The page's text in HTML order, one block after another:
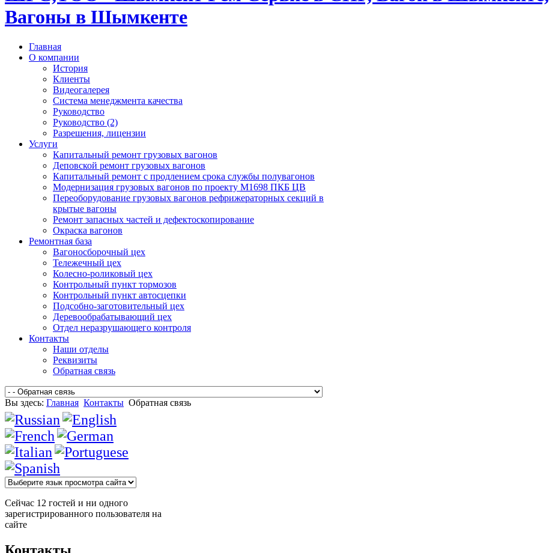
Вагоны в Шымкенте
Главная
О компании
История
Клиенты
Видеогалерея
Система менеджмента качества
Руководство
Руководство (2)
Разрешения, лицензии
Услуги
Капитальный ремонт грузовых вагонов
Деповской ремонт грузовых вагонов
Капитальный ремонт с продлением срока службы полувагонов
Модернизация грузовых вагонов по проекту М1698 ПКБ ЦВ
Переоборудование грузовых вагонов рефрижераторных секций в
крытые вагоны
Ремонт запасных частей и дефектоскопирование
Окраска вагонов
Ремонтная база
Вагоносборочный цех
Тележечный цех
Колесно-роликовый цех
Контрольный пункт тормозов
Контрольный пункт автосцепки
Подсобно-заготовительный цех
Деревообрабатывающий цех
Отдел неразрушающего контроля
Контакты
Наши отделы
Реквизиты
Обратная связь
Вы здесь: Главная Контакты Обратная связь
Сейчас 12 гостей и ни одного
зарегистрированного пользователя на
сайте
Контакты